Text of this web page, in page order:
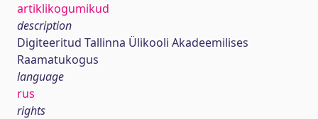
artiklikogumikud
description
Digiteeritud Tallinna Ülikooli Akadeemilises
Raamatukogus
language
rus
rights